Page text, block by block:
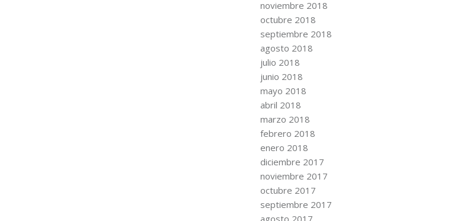
noviembre 2018
octubre 2018
septiembre 2018
agosto 2018
julio 2018
junio 2018
mayo 2018
abril 2018
marzo 2018
febrero 2018
enero 2018
diciembre 2017
noviembre 2017
octubre 2017
septiembre 2017
agosto 2017